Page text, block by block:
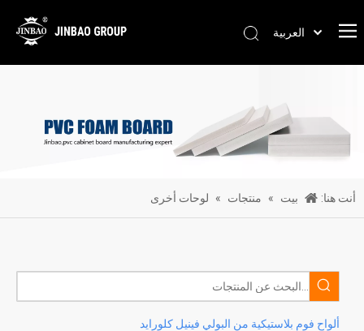
العربية
简体中文
أنت هنا: بيت » منتجات » لوحات أخرى
ألواح فوم بلاستيكية من البولي فينيل كلورايد